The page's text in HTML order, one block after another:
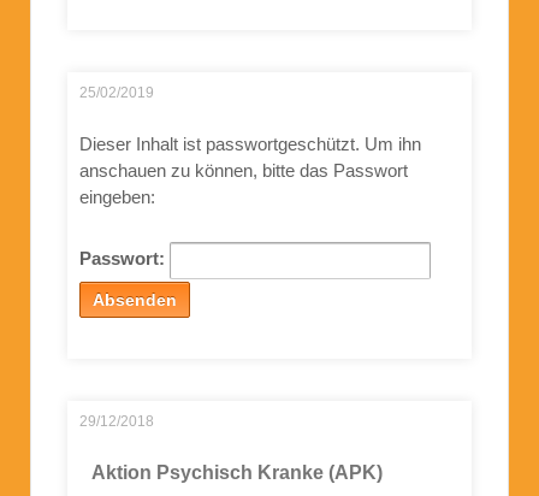
25/02/2019
Dieser Inhalt ist passwortgeschützt. Um ihn
anschauen zu können, bitte das Passwort
eingeben:
Passwort:
29/12/2018
Aktion Psychisch Kranke (APK)